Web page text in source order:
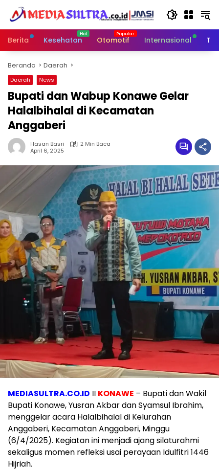
Langsung
konten
Berita
Kesehatan Otomotif Internasional
Beranda Daerah
Daerah News
Bupati dan Wabup Konawe Gelar
Halalbihalal di Kecamatan
Anggaberi
Hasan Basri
2 Min Baca
April 6, 2025
MEDIASULTRA.CO.ID II KONAWE – Bupati dan Wakil
Bupati Konawe, Yusran Akbar dan Syamsul Ibrahim,
menggelar acara Halalbihalal di Kelurahan
Anggaberi, Kecamatan Anggaberi, Minggu
(6/4/2025). Kegiatan ini menjadi ajang silaturahmi
sekaligus momen refleksi usai perayaan Idulfitri 1446
Hijriah.